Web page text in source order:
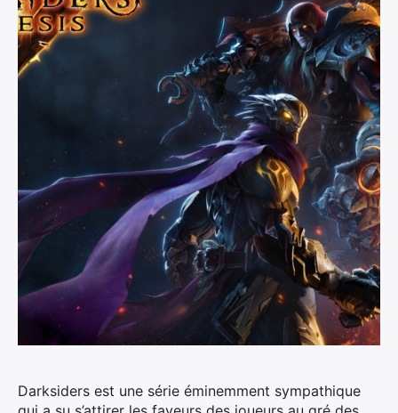
Darksiders est une série éminemment sympathique